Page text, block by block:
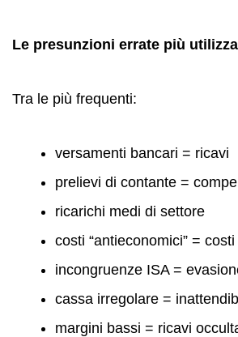
Le presunzioni errate più
Tra le più frequenti:
versamenti bancari = ricavi
prelievi di contante =
ricarichi medi di settore
costi “antieconomici” =
incongruenze ISA =
cassa irregolare =
margini bassi = ricavi